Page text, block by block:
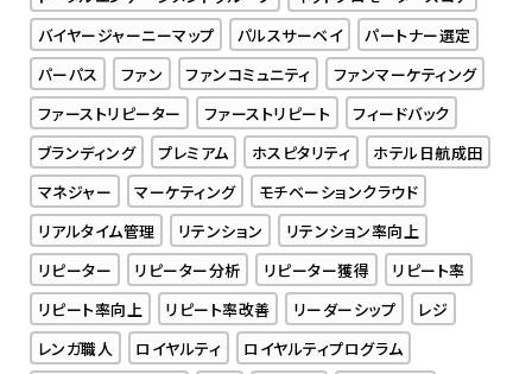
バイヤージャーニーマップ
パルスサーベイ
パートナー選定
パーパス
ファン ファンコミュニティ
ファンマーケティング
ファーストリピーター
ファーストリピート
フィードバック
ブランディング
プレミアム ホスピタリティ
ホテル日航成田
マネジャー
マーケティング
モチベーションクラウド
リアルタイム管理
リテンション
リテンション率向上
リピーター
リピーター分析 リピーター獲得
リピート率
リピート率向上
リピート率改善 リーダーシップ
レジ
レンガ職人
ロイヤルティ
ロイヤルティプログラム